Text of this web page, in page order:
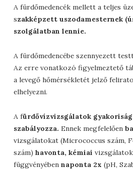
A fürdőmedencék mellett a teljes
szakképzett uszodamesternek
szolgálatban lennie.
A fürdőmedencébe szennyezett
Az erre vonatkozó figyelmeztető
a levegő hőmérsékletét jelző
elhelyezni.
A fürdővízvizsgálatok
szabályozza. Ennek megfelelően
vizsgálatokat (Micrococcus szám,
szám) havonta, kémiai
függvényében naponta 2x (pH,